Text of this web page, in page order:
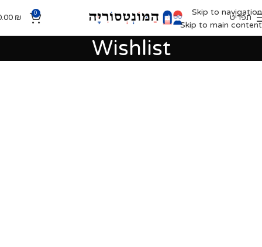
Skip to navigation
Skip to main content
תפריט 0
₪
Wishlist